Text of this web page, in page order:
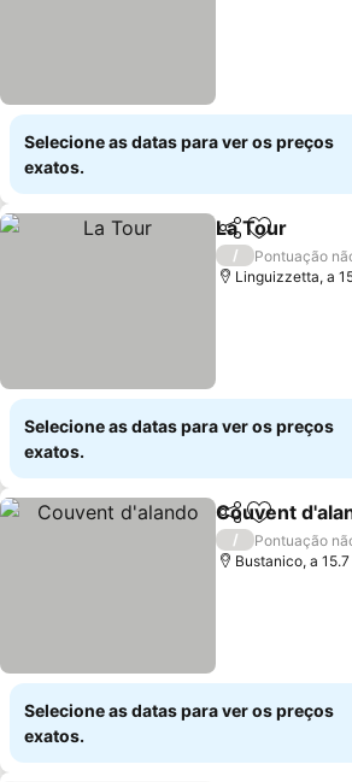
Selecione as datas para ver os preços
exatos.
PartilharAdicionar
La Tour
/
Pontuação
Linguizzetta, a
Selecione as datas para ver os preços
exatos.
PartilharAdicionar
Couvent
/
Pontuação
Bustanico, a
Selecione as datas para ver os preços
exatos.